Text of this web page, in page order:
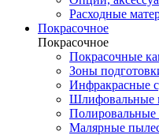
Расходные
Покрасочное
Покрасочное
Покрасочные
Зоны
Инфракрасные
Шлифовальные
Малярные